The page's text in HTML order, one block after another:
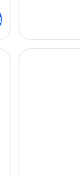
นอน,
พร้อม
เกี่ยว
กับ
ห้อง